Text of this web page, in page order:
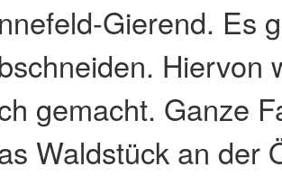
Gierend. Es
Hiervon
gemacht. Ganze
Waldstück an der